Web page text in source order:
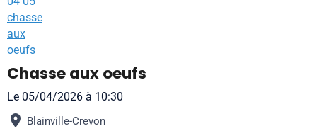
Chasse aux oeufs
Le 05/04/2026 à 10:30
Blainville-Crevon